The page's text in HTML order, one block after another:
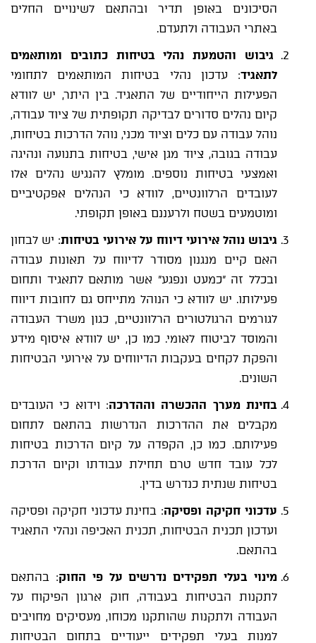
הסיכונים באופן תדיר ובהתאם לשינויים החלים
באתרי העבודה ולתעדם.
גיבוש והטמעת נהלי בטיחות כתובים ומותאמים
לתאגיד: עדכון נהלי בטיחות המותאמים לתחומי
הפעילות הייחודיים של התאגיד. בין היתר, יש לוודא
קיום נהלים סדורים לבדיקה תקופתית של ציוד עבודה,
נוהל עבודה עם כלים וציוד מכני, נוהל הדרכות בטיחות,
עבודה בגובה, ציוד מגן אישי, בטיחות בתנועה ונהיגה
ואמצעי בטיחות נוספים. מומלץ להנגיש נהלים אלו
לעובדים הרלוונטיים, לוודא כי הנהלים אפקטיביים
ומוטמעים בשטח ולרעננם באופן תקופתי.
גיבוש נוהל אירועי דיווח על אירועי בטיחות: יש לבחון
האם קיים מנגנון מסודר לדיווח על תאונות עבודה
ובכלל זה "כמעט ונפגע" אשר מותאם לתאגיד ותחום
פעילותו. יש לוודא כי הנוהל מתייחס גם לחובות דיווח
לגורמים הרגולטורים הרלוונטיים, כגון משרד העבודה
והמוסד לביטוח לאומי. כמו כן, יש לוודא איסוף מידע
והפקת לקחים בעקבות הדיווחים על אירועי הבטיחות
השונים.
בחינת מערך ההכשרה וההדרכה: וידוא כי העובדים
מקבלים את ההדרכות הנדרשות בהתאם לתחום
פעילותם. כמו כן, הקפדה על קיום הדרכות בטיחות
לכל עובד חדש טרם תחילת עבודתו וקיום הדרכת
בטיחות שנתית כנדרש בדין.
עדכוני חקיקה ופסיקה: בחינת עדכוני חקיקה ופסיקה
ועדכון תכנית הבטיחות, תכנית האכיפה ונהלי התאגיד
בהתאם.
מינוי בעלי תפקידים נדרשים על פי החוק: בהתאם
לתקנות הבטיחות בעבודה, חוק ארגון הפיקוח על
העבודה ולתקנות שהותקנו מכוחו, מעסיקים מחויבים
למנות בעלי תפקידים ייעודיים בתחום הבטיחות